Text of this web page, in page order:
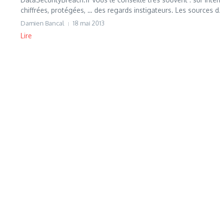
chiffrées, protégées, … des regards instigateurs. Les sources
Damien Bancal 18 mai 2013
Lire